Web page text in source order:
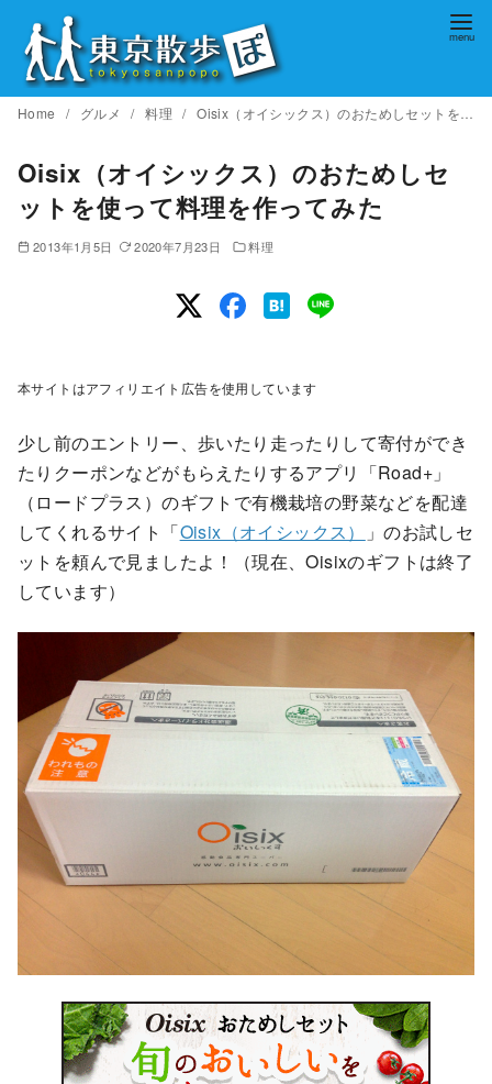
ンHome グルメ 料理 Oisix（オイシックス）のおためしセットを使って料理を作ってみた
Oisix（オイシックス）のおためしセ
ットを使って料理を作ってみた
2013年1月5日 2020年7月23日 料理
本サイトはアフィリエイト広告を使用しています
少し前のエントリー、歩いたり走ったりして寄付ができ
たりクーポンなどがもらえたりするアプリ「Road+」
（ロードプラス）のギフトで有機栽培の野菜などを配達
してくれるサイト「Oisix（オイシックス）
」のお試しセ
ットを頼んで見ましたよ！（現在、Oisixのギフトは終了
しています）